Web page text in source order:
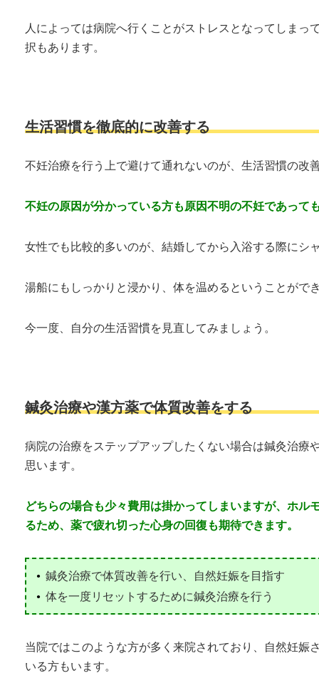
人によっては病院へ行くことがストレスとなってしま
択もあります。
生活習慣を徹底的に改善する
不妊治療を行う上で避けて通れないのが、生活習慣の改
不妊の原因が分かっている方も原因不明の不妊であって
女性でも比較的多いのが、結婚してから入浴する際にシ
湯船にもしっかりと浸かり、体を温めるということがで
今一度、自分の生活習慣を見直してみましょう。
鍼灸治療や漢方薬で体質改善をする
病院の治療をステップアップしたくない場合は鍼灸治療
思います。
どちらの場合も少々費用は掛かってしまいますが、ホ
るため、薬で疲れ切った心身の回復も期待できます。
鍼灸治療で体質改善を行い、自然妊娠を目指す
体を一度リセットするために鍼灸治療を行う
当院ではこのような方が多く来院されており、自然妊娠
いる方もいます。